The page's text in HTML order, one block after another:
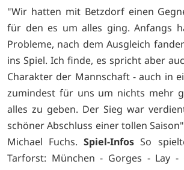
"Wir hatten mit Betzdorf einen
für den es um alles ging. Anfangs
Probleme, nach dem Ausgleich
ins Spiel. Ich finde, es spricht aber
Charakter der Mannschaft - auch in
zumindest für uns um nichts mehr
alles zu geben. Der Sieg war
schöner Abschluss einer tollen
Michael Fuchs.Spiel-Infos So
Tarforst: München - Gorges - Lay -